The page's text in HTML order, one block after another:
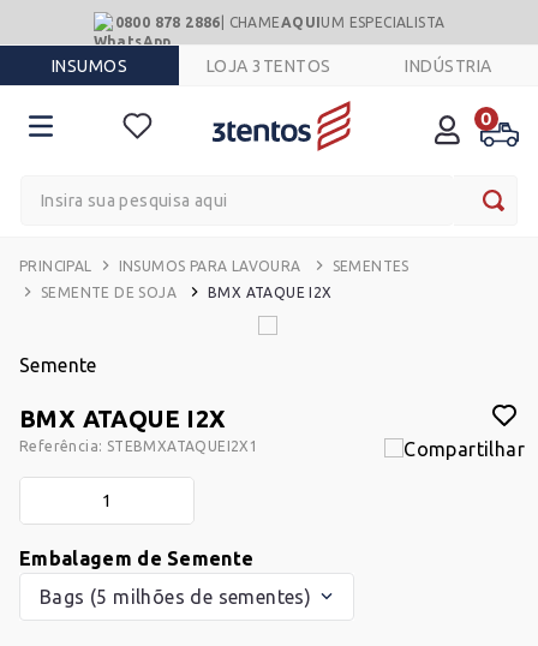
0800 878 2886 | CHAME AQUIUM ESPECIALISTA
INSUMOS LOJA 3TENTOS INDÚSTRIA
0
INSUMOS PARA LAVOURA
SEMENTES
SEMENTE DE SOJA
BMX ATAQUE I2X
Semente
BMX ATAQUE I2X
Referência: STEBMXATAQUEI2X1
Embalagem de Semente
Bags (5 milhões de sementes)